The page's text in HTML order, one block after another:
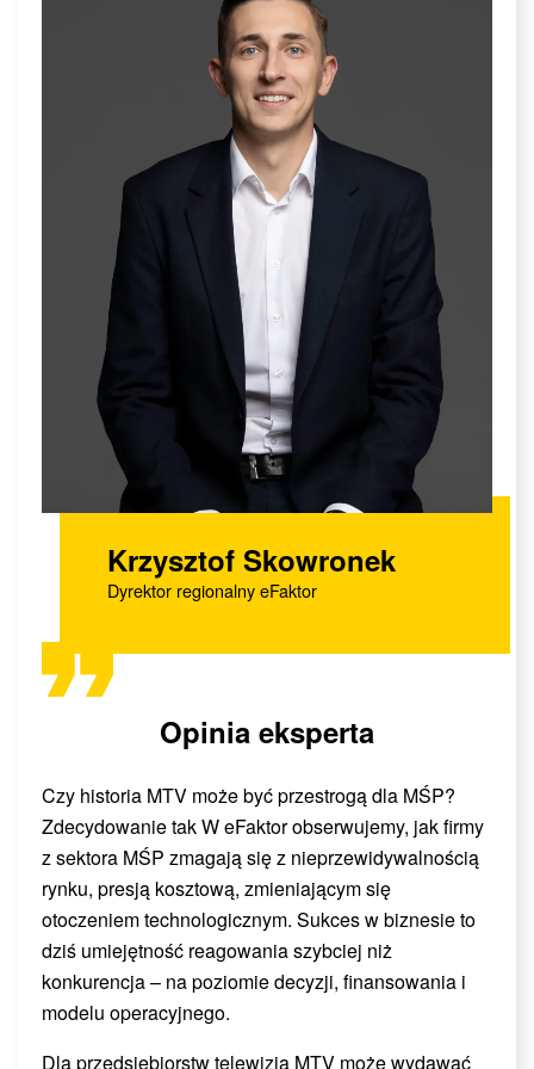
Krzysztof Skowronek
Dyrektor regionalny eFaktor
Opinia eksperta
Czy historia MTV może być przestrogą dla MŚP?
Zdecydowanie tak W eFaktor obserwujemy, jak firmy
z sektora MŚP zmagają się z nieprzewidywalnością
rynku, presją kosztową, zmieniającym się
otoczeniem technologicznym. Sukces w biznesie to
dziś umiejętność reagowania szybciej niż
konkurencja – na poziomie decyzji, finansowania i
modelu operacyjnego.
Dla przedsiębiorstw telewizja MTV może wydawać